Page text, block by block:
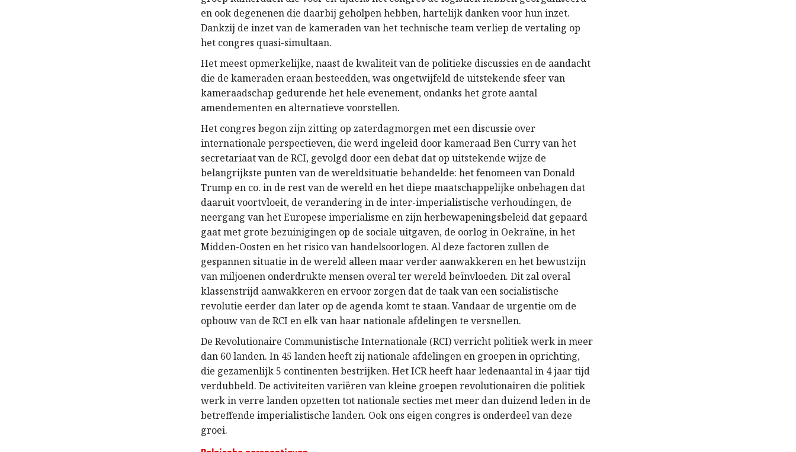
en ook degenenen die daarbij geholpen hebben, hartelijk danken voor hun inzet.
Dankzij de inzet van de kameraden van het technische team verliep de vertaling op
het congres quasi-simultaan.
Het meest opmerkelijke, naast de kwaliteit van de politieke discussies en de aandacht
die de kameraden eraan besteedden, was ongetwijfeld de uitstekende sfeer van
kameraadschap gedurende het hele evenement, ondanks het grote aantal
amendementen en alternatieve voorstellen.
Het congres begon zijn zitting op zaterdagmorgen met een discussie over
internationale perspectieven, die werd ingeleid door kameraad Ben Curry van het
secretariaat van de RCI, gevolgd door een debat dat op uitstekende wijze de
belangrijkste punten van de wereldsituatie behandelde: het fenomeen van Donald
Trump en co. in de rest van de wereld en het diepe maatschappelijke onbehagen dat
daaruit voortvloeit, de verandering in de inter-imperialistische verhoudingen, de
neergang van het Europese imperialisme en zijn herbewapeningsbeleid dat gepaard
gaat met grote bezuinigingen op de sociale uitgaven, de oorlog in Oekraïne, in het
Midden-Oosten en het risico van handelsoorlogen. Al deze factoren zullen de
gespannen situatie in de wereld alleen maar verder aanwakkeren en het bewustzijn
van miljoenen onderdrukte mensen overal ter wereld beïnvloeden. Dit zal overal
klassenstrijd aanwakkeren en ervoor zorgen dat de taak van een socialistische
revolutie eerder dan later op de agenda komt te staan. Vandaar de urgentie om de
opbouw van de RCI en elk van haar nationale afdelingen te versnellen.
De Revolutionaire Communistische Internationale (RCI) verricht politiek werk in meer
dan 60 landen. In 45 landen heeft zij nationale afdelingen en groepen in oprichting,
die gezamenlijk 5 continenten bestrijken. Het ICR heeft haar ledenaantal in 4 jaar tijd
verdubbeld. De activiteiten variëren van kleine groepen revolutionairen die politiek
werk in verre landen opzetten tot nationale secties met meer dan duizend leden in de
betreffende imperialistische landen. Ook ons eigen congres is onderdeel van deze
groei.